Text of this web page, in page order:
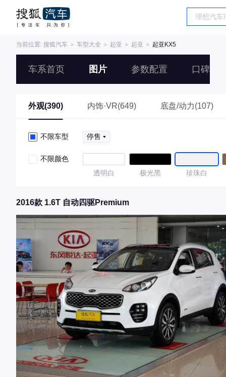
当前位置: 搜狐汽车 ＞ 车型大全 ＞ 起亚 ＞ 起亚 ＞ 起亚KX5
车系首页 图片 参数配置 口碑
外观(390) 内饰·VR(649) 底盘/动力(107)
不限车型 停售
不限颜色
透明白
极光黑 珍珠白
2016款 1.6T 自动四驱Premium